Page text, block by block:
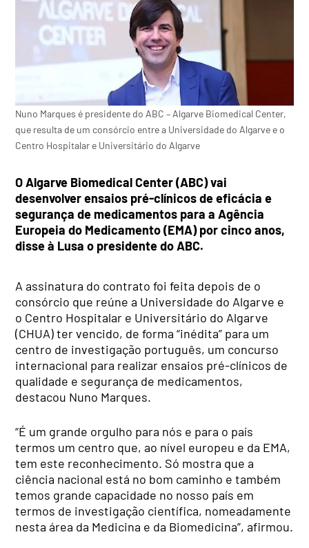
Nuno Marques é presidente do ABC – Algarve Biomedical Center,
que resulta de um consórcio entre a Universidade do Algarve e o
Centro Hospitalar e Universitário do Algarve
O Algarve Biomedical Center (ABC) vai
desenvolver ensaios pré-clínicos de eficácia e
segurança de medicamentos para a Agência
Europeia do Medicamento (EMA) por cinco anos,
disse à Lusa o presidente do ABC.
A assinatura do contrato foi feita depois de o
consórcio que reúne a Universidade do Algarve e
o Centro Hospitalar e Universitário do Algarve
(CHUA) ter vencido, de forma “inédita” para um
centro de investigação português, um concurso
internacional para realizar ensaios pré-clínicos de
qualidade e segurança de medicamentos,
destacou Nuno Marques.
“É um grande orgulho para nós e para o país
termos um centro que, ao nível europeu e da EMA,
tem este reconhecimento. Só mostra que a
ciência nacional está no bom caminho e também
temos grande capacidade no nosso país em
termos de investigação científica, nomeadamente
nesta área da Medicina e da Biomedicina”, afirmou.